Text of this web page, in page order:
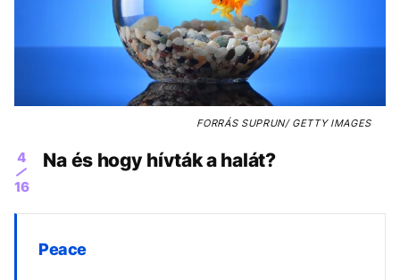
FORRÁSSUPRUN/ GETTY IMAGES
4
16
Na és hogy hívták a halát?
Peace